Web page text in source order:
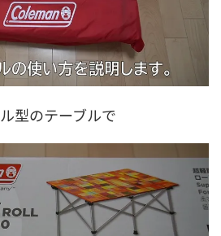
型のテーブルで